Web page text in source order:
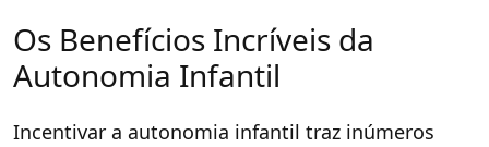
Os Benefícios Incríveis da
Autonomia Infantil
Incentivar a autonomia infantil traz inúmeros